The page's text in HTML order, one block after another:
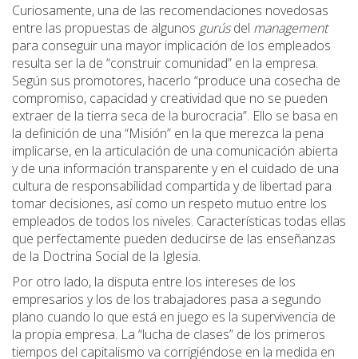
Curiosamente, una de las recomendaciones novedosas
entre las propuestas de algunos gurúsdel management
para conseguir una mayor implicación de los empleados
resulta ser la de “construir comunidad” en la empresa.
Según sus promotores, hacerlo “produce una cosecha de
compromiso, capacidad y creatividad que no se pueden
extraer de la tierra seca de la burocracia”. Ello se basa en
la definición de una “Misión” en la que merezca la pena
implicarse, en la articulación de una comunicación abierta
y de una información transparente y en el cuidado de una
cultura de responsabilidad compartida y de libertad para
tomar decisiones, así como un respeto mutuo entre los
empleados de todos los niveles. Características todas ellas
que perfectamente pueden deducirse de las enseñanzas
de la Doctrina Social de la Iglesia.
Por otro lado, la disputa entre los intereses de los
empresarios y los de los trabajadores pasa a segundo
plano cuando lo que está en juego es la supervivencia de
la propia empresa. La “lucha de clases” de los primeros
tiempos del capitalismo va corrigiéndose en la medida en